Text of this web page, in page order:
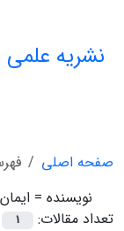
نشریه
صفحه اصلی
نویسنده =
تعداد مقالات:
1